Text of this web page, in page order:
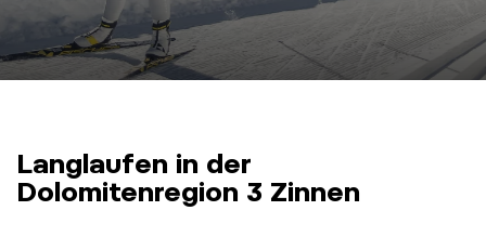
Langlaufen in der
Dolomitenregion 3 Zinnen